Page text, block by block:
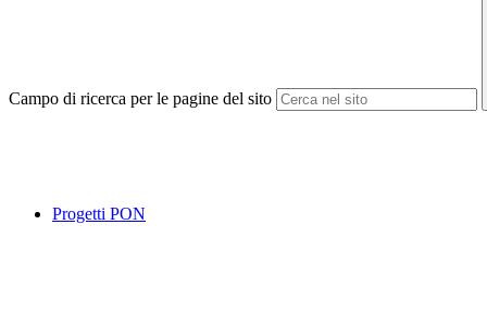
Campo di ricerca per le pagine del sito
Progetti PON